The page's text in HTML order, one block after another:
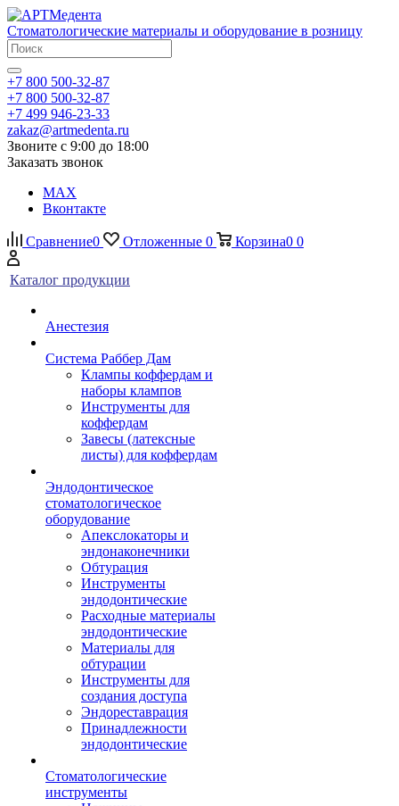
Стоматологические материалы и оборудование в розницу
+7 800 500-32-87
+7 800 500-32-87
+7 499 946-23-33
zakaz@artmedenta.ru
Звоните с 9:00 до 18:00
Заказать звонок
MAX
Вконтакте
Сравнение0 Отложенные 0 Корзина0 0
Каталог продукции
Анестезия
Система Раббер Дам
Клампы коффердам и
наборы клампов
Инструменты для
коффердам
Завесы (латексные
листы) для коффердам
Эндодонтическое
стоматологическое
оборудование
Апекслокаторы и
эндонаконечники
Обтурация
Инструменты
эндодонтические
Расходные материалы
эндодонтические
Материалы для
обтурации
Инструменты для
создания доступа
Эндореставрация
Принадлежности
эндодонтические
Стоматологические
инструменты